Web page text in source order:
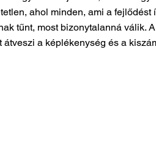
ahol minden, ami a fejlődést
tűnt, most bizonytalanná válik.
a képlékenység és a